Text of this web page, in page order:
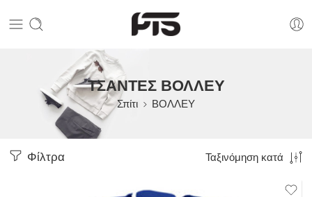
ΤΣΑΝΤΕΣ ΒΟΛΛΕΥ
Σπίτι ΒΟΛΛΕΥ
Φίλτρα Ταξινόμηση κατά